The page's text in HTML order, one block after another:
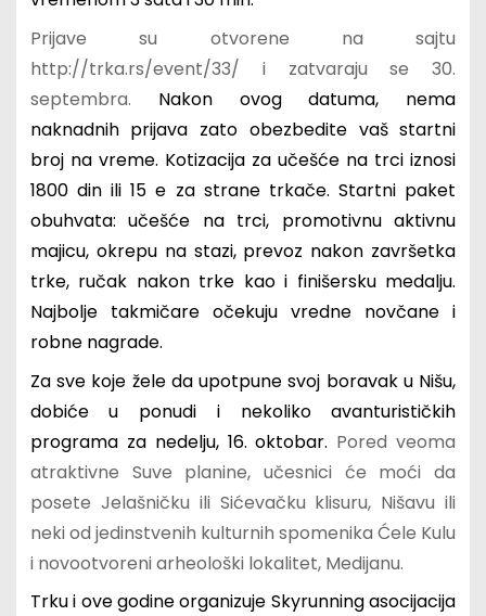
Prijave su otvorene na sajtu
http://trka.rs/event/33/ i zatvaraju se 30.
septembra. Nakon ovog datuma, nema
naknadnih prijava zato obezbedite vaš startni
broj na vreme. Kotizacija za učešće na trci iznosi
1800 din ili 15 e za strane trkače. Startni paket
obuhvata: učešće na trci, promotivnu aktivnu
majicu, okrepu na stazi, prevoz nakon završetka
trke, ručak nakon trke kao i finišersku medalju.
Najbolje takmičare očekuju vredne novčane i
robne nagrade.
Za sve koje žele da upotpune svoj boravak u Nišu,
dobiće u ponudi i nekoliko avanturističkih
programa za nedelju, 16. oktobar. Pored veoma
atraktivne Suve planine, učesnici će moći da
posete Jelašničku ili Sićevačku klisuru, Nišavu ili
neki od jedinstvenih kulturnih spomenika Ćele Kulu
i novootvoreni arheološki lokalitet, Medijanu.
Trku i ove godine organizuje Skyrunning asocijacija